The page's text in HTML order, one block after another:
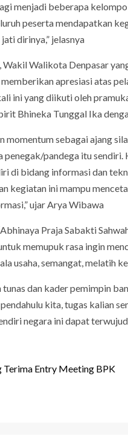
menjadi beberapa
peserta mendapatkan
dirinya,” jelasnya
Wakil Walikota Denpasar
apresiasi atas
ini yang diikuti oleh
Bhineka Tunggal Ika
momentum sebagai ajang
penegak/pandega itu sendiri.
di bidang informasi dan
kegiatan ini mampu
ujar Arya Wibawa
Praja Sabakti
memupuk rasa ingin
usaha, semangat, melatih
tunas dan kader pemimpin
kita, tugas kalian
negara ini dapat
Terima Entry Meeting BPK